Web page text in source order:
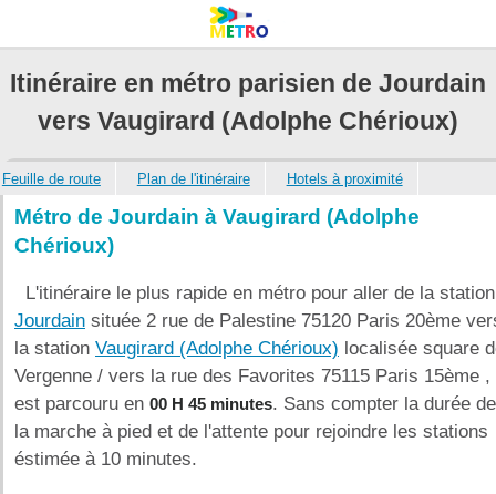
Itinéraire en métro parisien de Jourdain
vers Vaugirard (Adolphe Chérioux)
Feuille de route Plan de l'itinéraire Hotels à proximité
Métro de Jourdain à Vaugirard (Adolphe
Chérioux)
L'itinéraire le plus rapide en métro pour aller de la station
Jourdain située 2 rue de Palestine 75120 Paris 20ème
la station Vaugirard (Adolphe Chérioux) localisée square
Vergenne / vers la rue des Favorites 75115 Paris 15ème ,
est parcouru en 00 H 45 minutes. Sans compter la durée de
la marche à pied et de l'attente pour rejoindre les stations
éstimée à 10 minutes.